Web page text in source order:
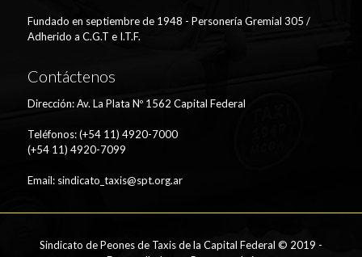
Fundado en septiembre de 1948 - Personería Gremial 305 /
Adherido a C.G.T e I.T.F.
Contáctenos
Dirección: Av. La Plata Nº 1562 Capital Federal
Teléfonos: (+54 11) 4920-7000
(+54 11) 4920-7099
Email: sindicato_taxis@spt.org.ar
Sindicato de Peones de Taxis de la Capital Federal © 2019 -